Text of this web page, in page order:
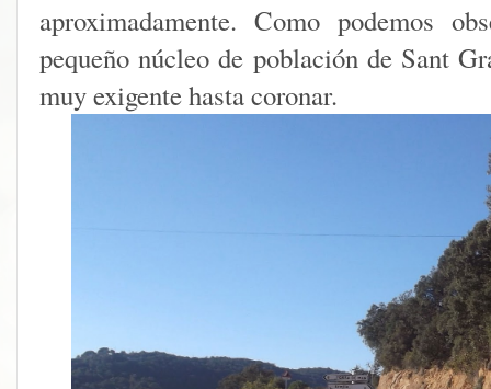
aproximadamente. Como podemos
pequeño núcleo de población de Sant
muy exigente hasta coronar.